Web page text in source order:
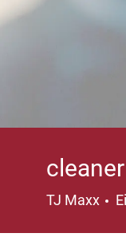
cleaner
TJ Maxx